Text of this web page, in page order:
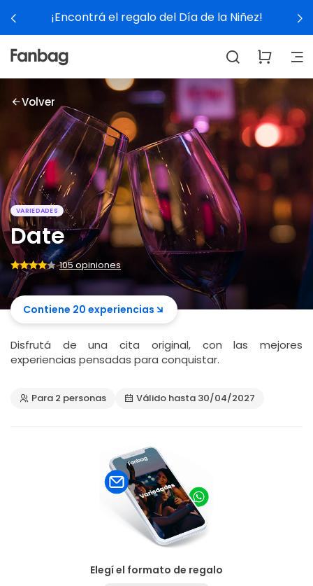
¡Encontrá el regalo del Día de la Niñez!
Volver
VARIEDADES
Date
105 opiniones
Contiene 20 experiencias
Disfrutá de una cita original, con las mejores
experiencias pensadas para conquistar.
Para 2 personas Válido hasta 30/04/2027
Elegí el formato de regalo